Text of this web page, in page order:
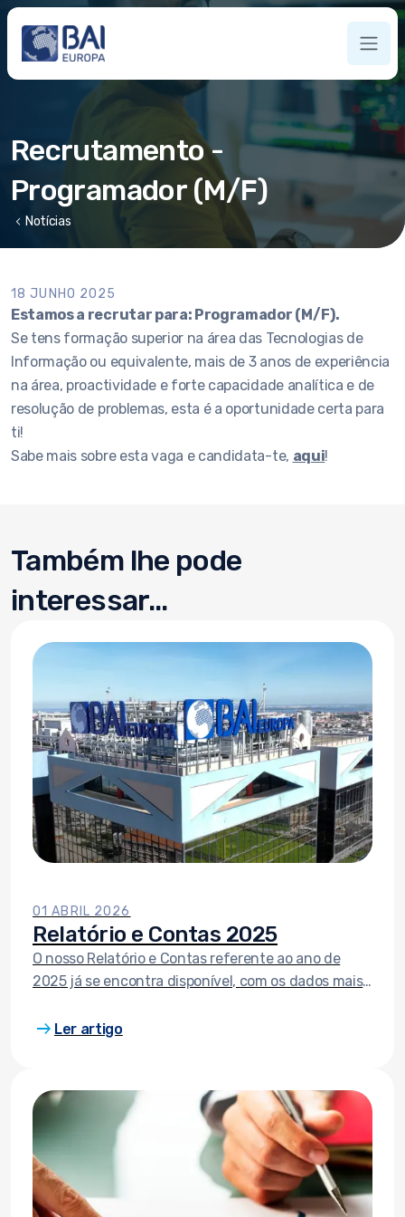
Recrutamento -
Programador (M/F)
chevron_left Notícias
18 JUNHO 2025
Estamos a recrutar para: Programador (M/F).
Se tens formação superior na área das Tecnologias de
Informação ou equivalente, mais de 3 anos de experiência
na área, proactividade e forte capacidade analítica e de
resolução de problemas, esta é a oportunidade certa para
ti!
Sabe mais sobre esta vaga e candidata-te, aqui!
Também lhe pode
interessar...
01 ABRIL 2026
Relatório e Contas 2025
O nosso Relatório e Contas referente ao ano de
2025 já se encontra disponível, com os dados mais
organizacional, entre outros.
arrow_right_alt Ler artigo